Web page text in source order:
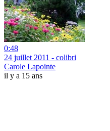
0:48
24 juillet 2011 - colibri
Carole Lapointe
il y a 15 ans